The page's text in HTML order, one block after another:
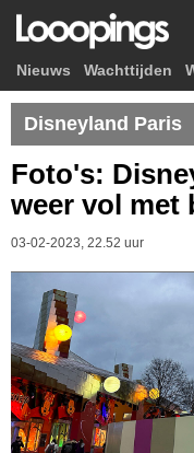
Nieuws Wachttijden
Disneyland Paris
Foto's:
weer vol met
03-02-2023, 22.52 uur